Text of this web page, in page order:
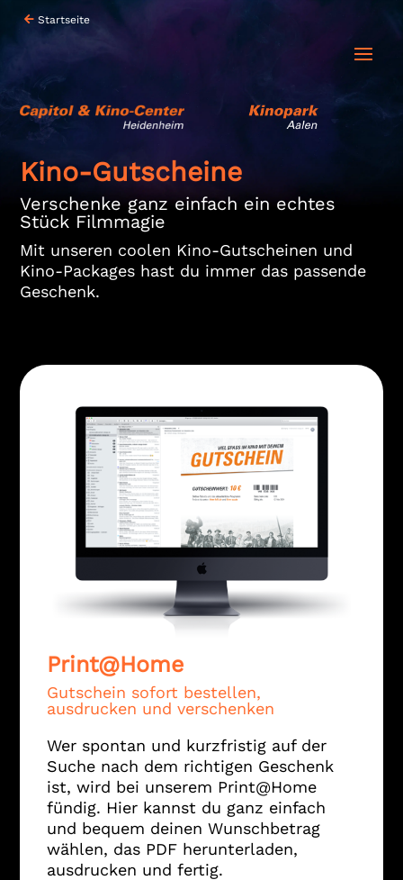
Startseite
Kino-Gutscheine
Verschenke ganz einfach ein echtes
Stück Filmmagie
Mit unseren coolen Kino-Gutscheinen und
Kino-Packages hast du immer das passende
Geschenk.
Print@Home
Gutschein sofort bestellen,
ausdrucken und verschenken
Wer spontan und kurzfristig auf der
Suche nach dem richtigen Geschenk
ist, wird bei unserem Print@Home
fündig. Hier kannst du ganz einfach
und bequem deinen Wunschbetrag
wählen, das PDF herunterladen,
ausdrucken und fertig.